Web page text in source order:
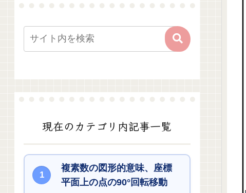
現在のカテゴリ内記事一覧
複素数の図形的意味、座標
平面上の点の90°回転移動